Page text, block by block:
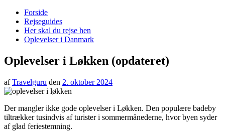
Forside
Rejseguides
Her skal du rejse hen
Oplevelser i Danmark
Oplevelser i Løkken (opdateret)
afTravelguru den 2. oktober 2024
Der mangler ikke gode oplevelser i Løkken. Den populære badeby
tiltrækker tusindvis af turister i sommermånederne, hvor byen syder
af glad feriestemning.